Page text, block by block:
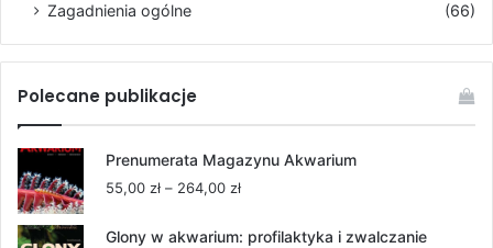
Zagadnienia ogólne
(66)
Polecane publikacje
Prenumerata Magazynu Akwarium
55,00 zł – 264,00 złZakres
od
Glony w akwarium: profilaktyka i zwalczanie